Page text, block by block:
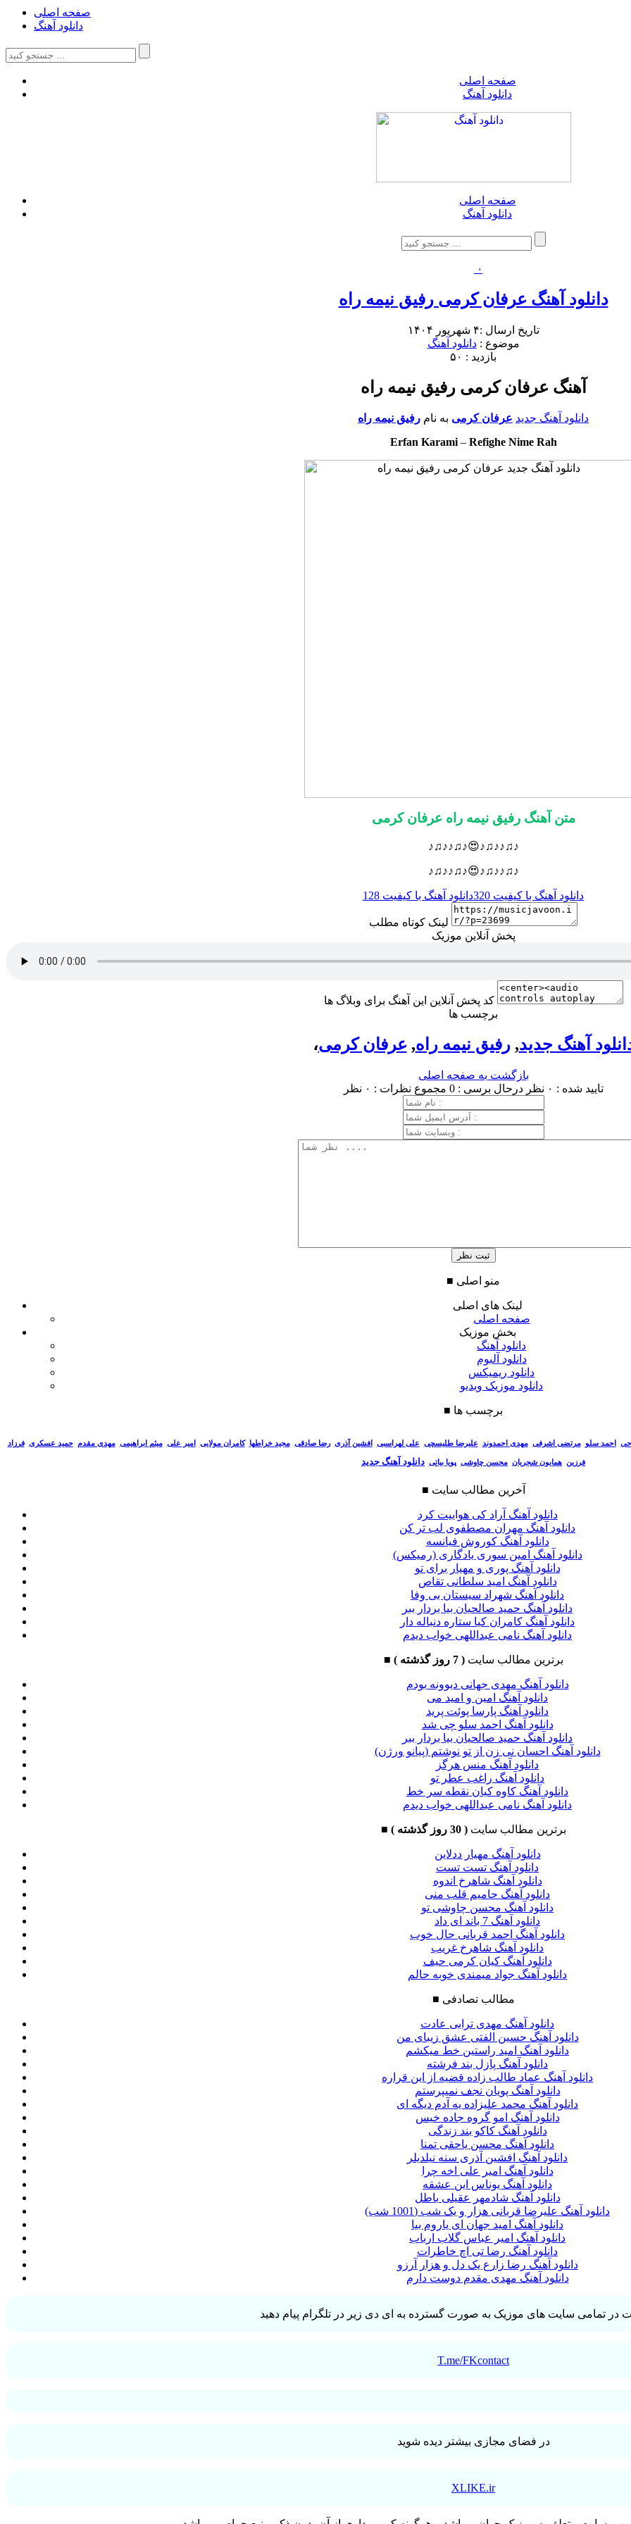
صفحه اصلی
دانلود آهنگ
صفحه اصلی
دانلود آهنگ
صفحه اصلی
دانلود آهنگ
۰
دانلود آهنگ عرفان کرمی رفیق نیمه راه
تاریخ ارسال :۴ شهریور ۱۴۰۴
موضوع :دانلود آهنگ
بازدید : ۵۰
آهنگ عرفان کرمی رفیق نیمه راه
دانلود آهنگ جدید عرفان کرمی به نام رفیق نیمه راه
Erfan Karami– Refighe Nime Rah
متن آهنگ رفیق نیمه راه عرفان کرمی
♪♫♪♪♫♪😍♪♫♪♪♫♪
♪♫♪♪♫♪😍♪♫♪♪♫♪
دانلود آهنگ با کیفیت 320 دانلود آهنگ با کیفیت 128
لینک کوتاه مطلب
پخش آنلاین موزیک
کد پخش آنلاین این آهنگ برای وبلاگ ها
برچسب ها
، آهنگ جدید,رفیق نیمه راه, عرفان کرمی
بازگشت به صفحه اصلی
تایید شده : ۰ نظر
درحال برسی : 0 مجموع نظرات : ۰ نظر
■ منو اصلی
لینک های اصلی
صفحه اصلی
بخش موزیک
دانلود آهنگ
دانلود آلبوم
دانلود ریمیکس
دانلود موزیک ویدیو
■ برچسب ها
احمد سلو مرتضی اشرفی مهدی احمدوند علیرضا طلیسچی علی لهراسبی افشین آذری رضا صادقی مجید خراطها کامران مولایی امیر علی میثم ابراهیمی مهدی مقدم حمید عسکری فرزاد
فرزین همایون شجریان محسن چاوشی پویا بیاتی دانلود آهنگ جدید
■ آخرین مطالب سایت
دانلود آهنگ آراد کی هواییت کرد
دانلود آهنگ مهران مصطفوی لب تر کن
دانلود آهنگ کوروش فیانسه
دانلود آهنگ امین سوری یادگاری (رمیکس)
دانلود آهنگ پوری و مهیار برای تو
دانلود آهنگ امید سلطانی تقاص
دانلود آهنگ شهراد سیستان بی وفا
دانلود آهنگ حمید صالحیان بیا بردار ببر
دانلود آهنگ کامران کیا ستاره دنباله دار
دانلود آهنگ نامی عبداللهی خواب دیدم
■ برترین مطالب سایت( 7 روز گذشته )
دانلود آهنگ مهدی جهانی دیوونه بودم
دانلود آهنگ امین و امید می
دانلود آهنگ پارسا پوئت پرید
دانلود آهنگ احمد سلو چی شد
دانلود آهنگ حمید صالحیان بیا بردار ببر
دانلود آهنگ احسان نی زن از تو نوشتم (پیانو ورژن)
دانلود آهنگ منس هرگز
دانلود آهنگ راغب عطر تو
دانلود آهنگ کاوه کیان نقطه سر خط
دانلود آهنگ نامی عبداللهی خواب دیدم
■ برترین مطالب سایت( 30 روز گذشته )
دانلود آهنگ مهیار ددلاین
دانلود آهنگ تست تست
دانلود آهنگ شاهرخ اندوه
دانلود آهنگ حامیم قلب منی
دانلود آهنگ محسن چاوشی تو
دانلود آهنگ 7 باند ای داد
دانلود آهنگ احمد قربانی حال خوب
دانلود آهنگ شاهرخ غریب
دانلود آهنگ کیان کرمی حیف
دانلود آهنگ جواد میمندی خوبه حالم
■ مطالب تصادفی
دانلود آهنگ مهدی ترابی عادت
دانلود آهنگ حسین الفتی عشق زیبای من
دانلود آهنگ امید راستین خط میکشم
دانلود آهنگ پازل بند فرشته
دانلود آهنگ عماد طالب زاده قضیه از این قراره
دانلود آهنگ پویان نجف نمیپرستم
دانلود آهنگ محمد علیزاده یه آدم دیگه ای
دانلود آهنگ امو گروه جاده خیس
دانلود آهنگ کاکو بند زندگی
دانلود آهنگ محسن یاحقی تمنا
دانلود آهنگ افشین آذری سنه نیلدیلر
دانلود آهنگ امیر علی اخه چرا
دانلود آهنگ یوناس این عشقه
دانلود آهنگ شادمهر عقیلی باطل
دانلود آهنگ علیرضا قربانی هزار و یک شب (1001 شب)
دانلود آهنگ امید جهان ای یاروم بیا
دانلود آهنگ امیر عباس گلاب ارباب
دانلود آهنگ رضا تی اچ خاطرات
دانلود آهنگ رضا زارع یک دل و هزار آرزو
دانلود آهنگ مهدی مقدم دوست دارم
T.me/FKcontact
در فضای مجازی بیشتر دیده شوید
XLIKE.ir